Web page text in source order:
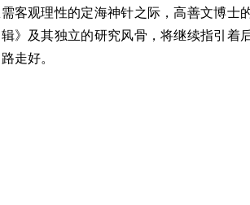
客观理性的定海神针之际，高善文博
》及其独立的研究风骨，将继续指引着
走好。